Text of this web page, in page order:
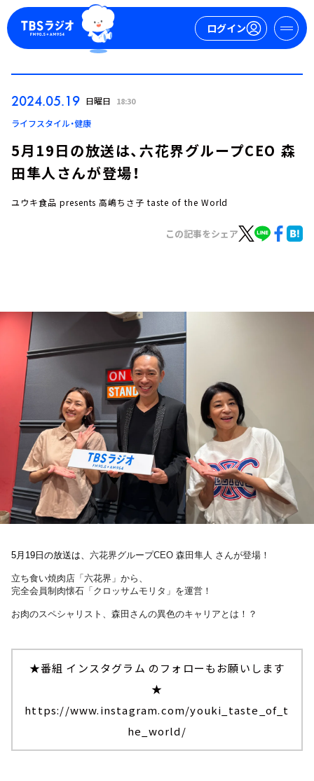
ログイン
ログイン
お知らせ
イベント・グッズ
YouTube
2024.05.19 日曜日 18:30
ライフスタイル・健康
5月19日の放送は、六花界グループCEO 森
田隼人さんが登場！
ユウキ食品 presents 高嶋ちさ子 taste of the World
この記事をシェア
5月19日の放送は、 六花界グループCEO 森田隼人 さんが登場！
立ち食い焼肉店「六花界」から、
完全会員制肉懐石「クロッサムモリタ」を運営！
お肉のスペシャリスト、森田さんの異色のキャリアとは！？
★番組 インスタグラム のフォローもお願いします
★
https://www.instagram.com/youki_taste_of_t
he_world/